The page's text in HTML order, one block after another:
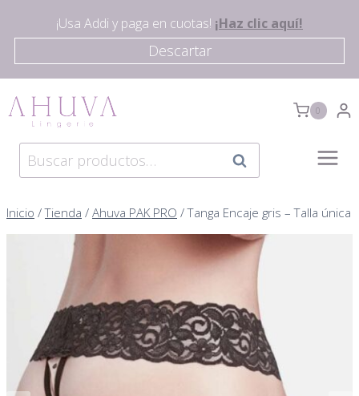
¡Usa Addi y paga en cuotas! ¡Haz clic aquí!
Descartar
0
Buscar
por:
Buscar
Inicio / Tienda / Ahuva PAK PRO / Tanga Encaje gris – Talla única